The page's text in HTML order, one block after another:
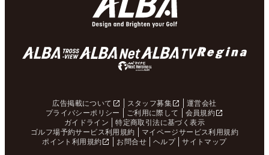
広告掲載について スタッフ募集
運営会社
プライバシーポリシー
ご利用に際して
会員規約
ガイドライン
特定商取引法に基づく表示
ゴルフ場予約サービス利用規約
マイページサービス利用規約
ポイント利用規約
お問合せ ヘルプ サイトマップ